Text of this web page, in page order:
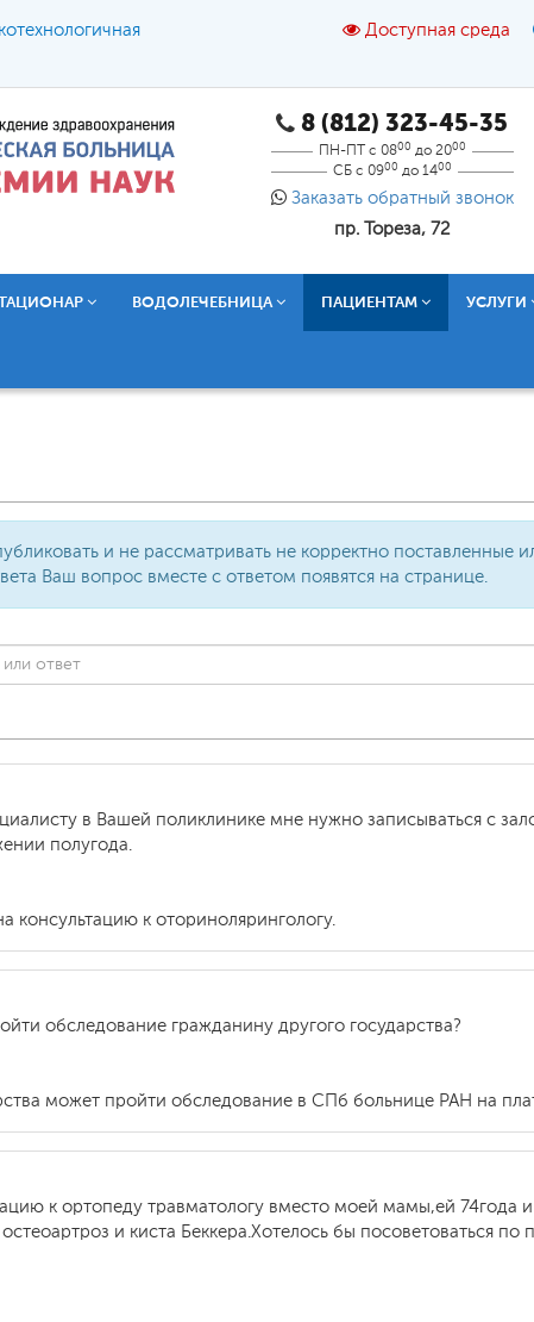
Доступная среда
A A A
Текст: Кириллица Брайль Звук
8 (812) 323-45-35
ПН-ПТ с 0800 до 2000
СБ с 0900 до 1400
Заказать обратный звонок
пр. Тореза, 72
ВОДОЛЕЧЕБНИЦА ПАЦИЕНТАМ УСЛУГИ
и не рассматривать не корректно поставленные
Ваш вопрос вместе с ответом появятся на странице.
в Вашей поликлинике мне нужно записываться с
полугода.
консультацию к оторинолярингологу.
обследование гражданину другого государства?
может пройти обследование в СПб больнице РАН на
к ортопеду травматологу вместо моей мамы,ей 74года и
и киста Беккера.Хотелось бы посоветоваться